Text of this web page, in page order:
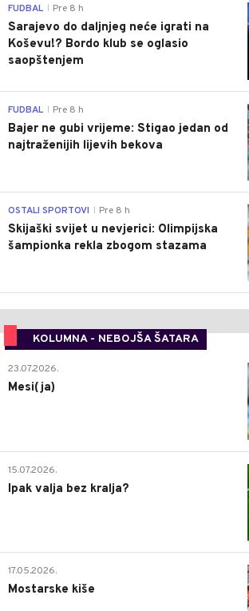
FUDBAL Pre 8 h
Sarajevo do daljnjeg neće igrati na
Koševu!? Bordo klub se oglasio
saopštenjem
FUDBAL Pre 8 h
Bajer ne gubi vrijeme: Stigao jedan od
najtraženijih lijevih bekova
OSTALI SPORTOVI Pre 8 h
Skijaški svijet u nevjerici: Olimpijska
šampionka rekla zbogom stazama
KOLUMNA - NEBOJŠA ŠATARA
23.07.2026.
Mesi(ja)
15.07.2026.
Ipak valja bez kralja?
17.05.2026.
Mostarske kiše